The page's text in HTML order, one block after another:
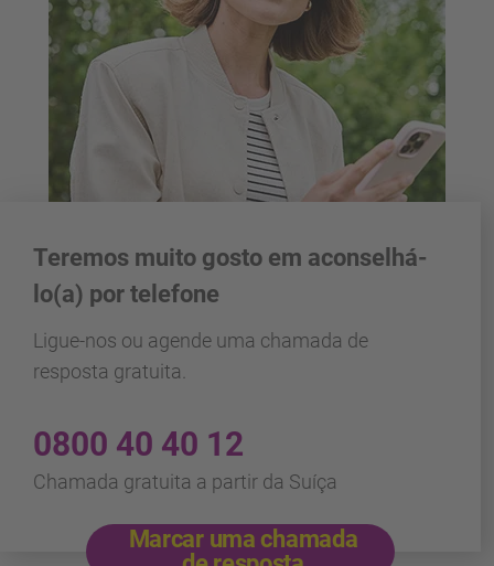
Teremos muito gosto em aconselhá-
lo(a) por telefone
Ligue-nos ou agende uma chamada de
resposta gratuita.
0800 40 40 12
Chamada gratuita a partir da Suíça
Marcar uma chamada